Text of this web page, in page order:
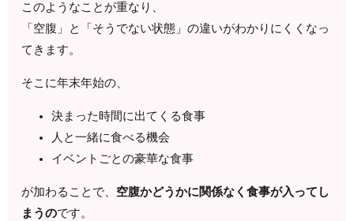
このようなことが重なり、
「空腹」と「そうでない状態」の違いがわかりにくくなっ
てきます。
そこに年末年始の、
決まった時間に出てくる食事
人と一緒に食べる機会
イベントごとの豪華な食事
が加わることで、 空腹かどうかに関係なく食事が入ってし
まうのです。